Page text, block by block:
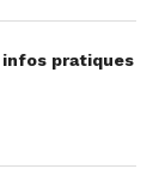
pratiques